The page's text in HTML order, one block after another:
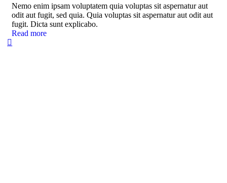
Nemo enim ipsam voluptatem quia voluptas sit aspernatur aut
odit aut fugit, sed quia. Quia voluptas sit aspernatur aut odit aut
fugit. Dicta sunt explicabo.
Read more